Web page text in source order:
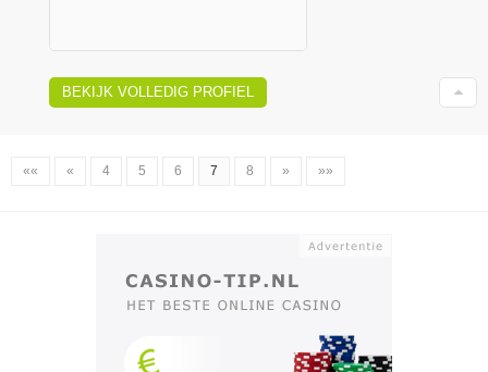
BEKIJK VOLLEDIG PROFIEL
«« « 4 5 6 7 8 » »»